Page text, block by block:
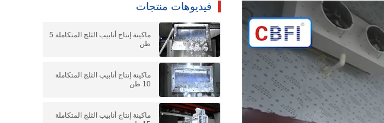
فيديوهات منتجات
ماكينة إنتاج أنابيب الثلج المتكاملة 5
طن
ماكينة إنتاج أنابيب الثلج المتكاملة
10 طن
ماكينة إنتاج أنابيب الثلج المتكاملة